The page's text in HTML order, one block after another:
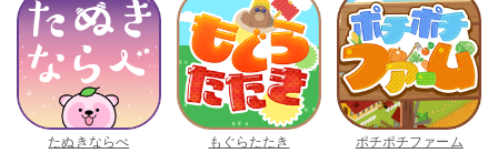
たぬきならべ もぐらたたき ポチポチファーム